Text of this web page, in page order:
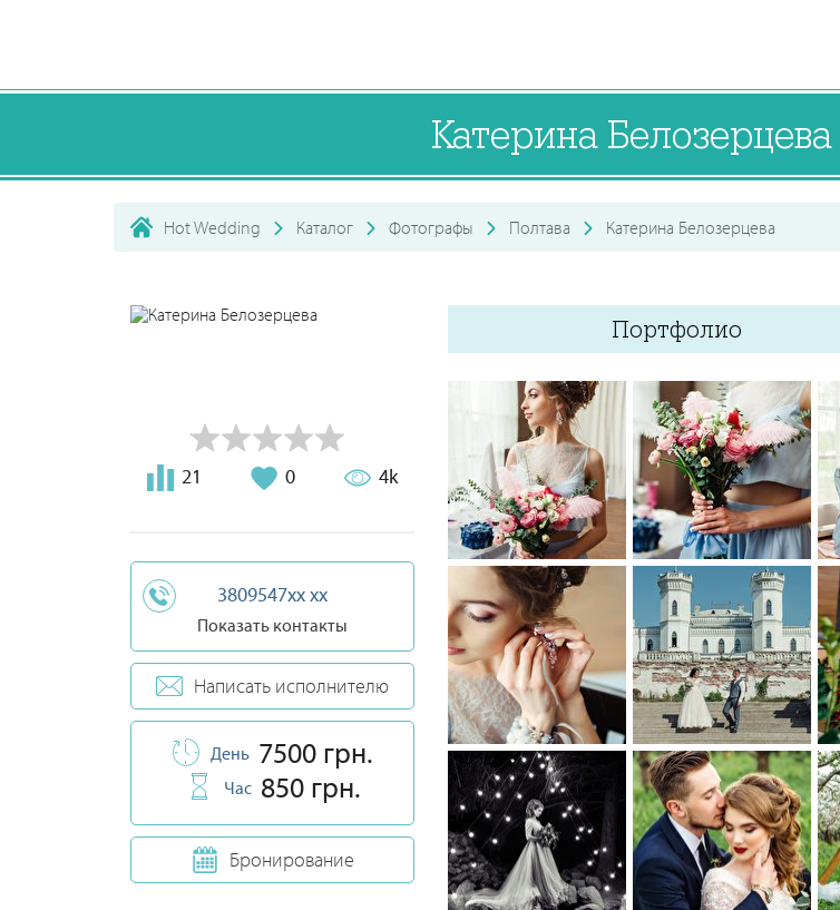
Катерина Белозерцева
Hot Wedding Каталог Фотографы Полтава Катерина Белозерцева
21 0 4k
3809547xx xx
Показать контакты
Написать исполнителю
День 7500 грн.
Час 850 грн.
Бронирование
Портфолио
0 0 0
0 0 0 0